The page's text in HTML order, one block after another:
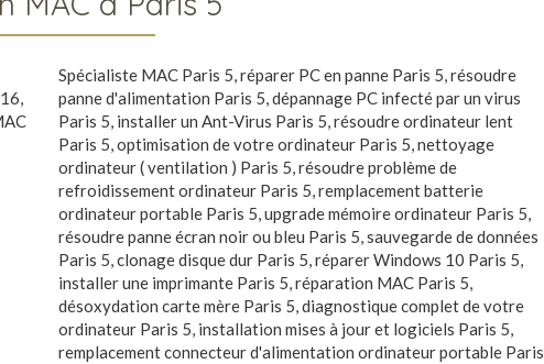
,
Spécialiste MAC Paris 5,réparer PC en panne Paris 5,résoudre
panne d'alimentation Paris 5,dépannage PC infecté par un virus
Paris 5, installer un Ant-Virus Paris 5,résoudre ordinateur lent
Paris 5,optimisation de votre ordinateur Paris 5,nettoyage
ordinateur ( ventilation ) Paris 5,résoudre problème de
refroidissement ordinateur Paris 5,remplacement batterie
ordinateur portable Paris 5,upgrade mémoire ordinateur Paris 5,
résoudre panne écran noir ou bleu Paris 5,sauvegarde de données
Paris 5,clonage disque dur Paris 5,réparer Windows 10 Paris 5,
installer une imprimante Paris 5,réparation MAC Paris 5,
désoxydation carte mère Paris 5,diagnostique complet de votre
ordinateur Paris 5, installation mises à jour et logiciels Paris 5,
remplacement connecteur d'alimentation ordinateur portable Paris